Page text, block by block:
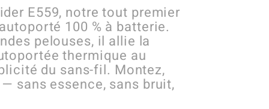
E559, notre tout premier
100 % à batterie.
pelouses, il allie la
thermique au
du sans-fil. Montez,
sans essence, sans bruit,